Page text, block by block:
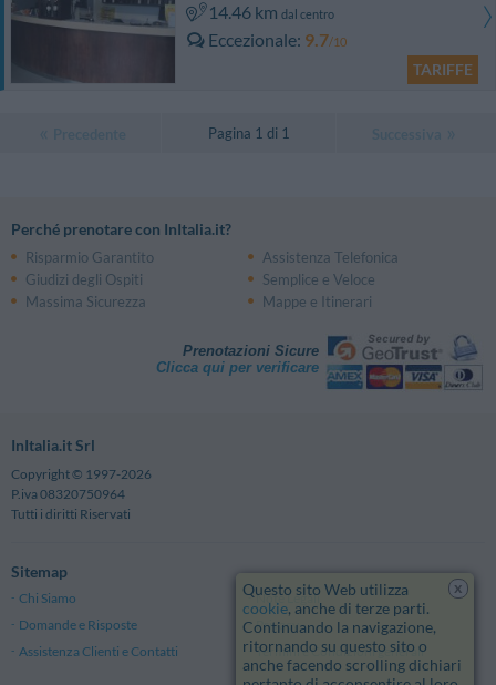
14.46 km dal centro
Eccezionale 9.7/10
TARIFFE
Pagina 1 di 1
Perché prenotare con InItalia.it?
Risparmio Garantito
Assistenza Telefonica
Giudizi degli Ospiti
Semplice e Veloce
Massima Sicurezza
Mappe e Itinerari
Prenotazioni Sicure
Clicca qui per verificare
InItalia.it Srl
Copyright © 1997-2026
P.iva 08320750964
Tutti i diritti Riservati
Sitemap
Chi Siamo
Note Legali
Domande e Risposte
Privacy
Assistenza Clienti e Contatti
Termini e Condizioni generali
x
Questo sito Web utilizza
cookie, anche di terze parti.
Continuando la navigazione,
ritornando su questo sito o
anche facendo scrolling dichiari